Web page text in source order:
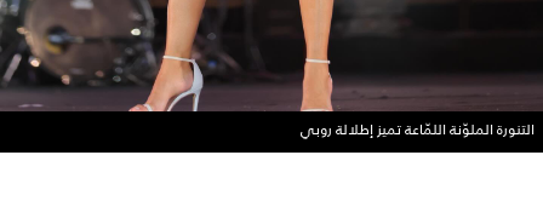
التنورة الملوّنة اللمّاعة تميز إطلالة روبي